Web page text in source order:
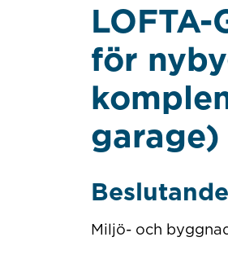
för
garage)
Miljö- och